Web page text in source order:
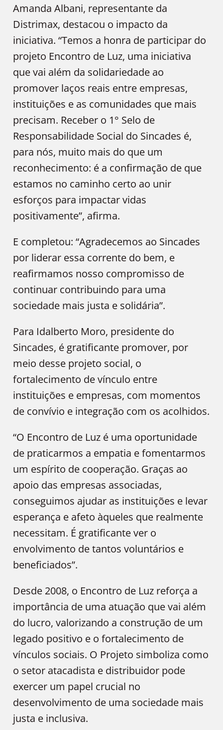
Amanda Albani, representante da
Distrimax, destacou o impacto da
iniciativa. “Temos a honra de participar do
projeto Encontro de Luz, uma iniciativa
que vai além da solidariedade ao
promover laços reais entre empresas,
instituições e as comunidades que mais
precisam. Receber o 1° Selo de
Responsabilidade Social do Sincades é,
para nós, muito mais do que um
reconhecimento: é a confirmação de que
estamos no caminho certo ao unir
esforços para impactar vidas
positivamente”, afirma.
E completou: “Agradecemos ao Sincades
por liderar essa corrente do bem, e
reafirmamos nosso compromisso de
continuar contribuindo para uma
sociedade mais justa e solidária”.
Para Idalberto Moro, presidente do
Sincades, é gratificante promover, por
meio desse projeto social, o
fortalecimento de vínculo entre
instituições e empresas, com momentos
de convívio e integração com os acolhidos.
“O Encontro de Luz é uma oportunidade
de praticarmos a empatia e fomentarmos
um espírito de cooperação. Graças ao
apoio das empresas associadas,
conseguimos ajudar as instituições e levar
esperança e afeto àqueles que realmente
necessitam. É gratificante ver o
envolvimento de tantos voluntários e
beneficiados”.
Desde 2008, o Encontro de Luz reforça a
importância de uma atuação que vai além
do lucro, valorizando a construção de um
legado positivo e o fortalecimento de
vínculos sociais. O Projeto simboliza como
o setor atacadista e distribuidor pode
exercer um papel crucial no
desenvolvimento de uma sociedade mais
justa e inclusiva.